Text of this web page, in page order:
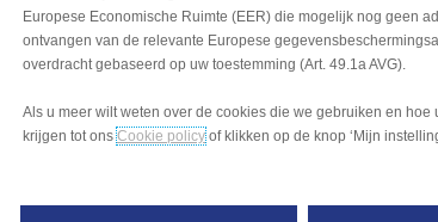
Europese Economische Ruimte (EER) die mogelijk nog geen
ontvangen van de relevante Europese
overdracht gebaseerd op uw toestemming (Art. 49.1a AVG).
Als u meer wilt weten over de cookies die we gebruiken en hoe
krijgen tot onsCookie policyof klikken op de knop ‘Mijn